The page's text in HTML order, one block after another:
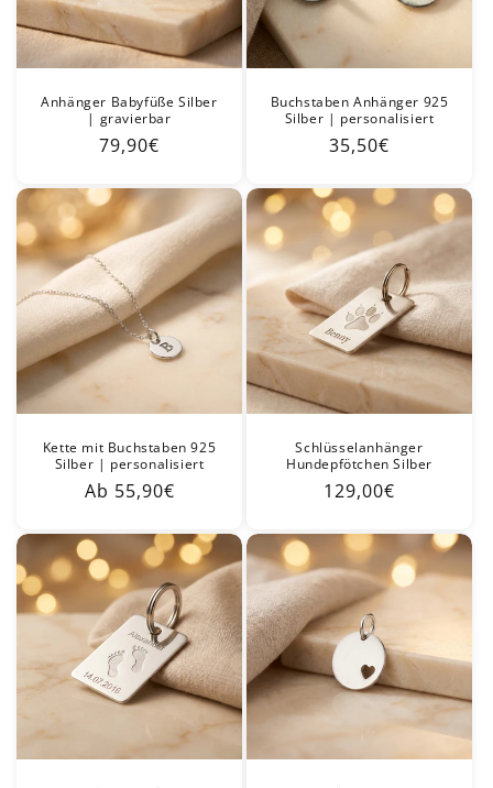
Anhänger Babyfüße Silber
| gravierbar
Normaler
79,90€
Buchstaben Anhänger 925
Silber | personalisiert
Normaler
35,50€
Kette mit Buchstaben 925
Silber | personalisiert
Normaler
Ab 55,90€
Schlüsselanhänger
Hundepfötchen Silber
Normaler
129,00€